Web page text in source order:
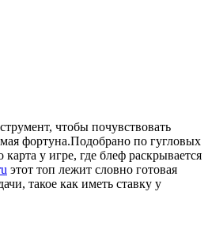
чтобы почувствовать
фортуна.Подобрано по гугловых
у игре, где блеф раскрывается
этот топ лежит словно готовая
такое как иметь ставку у